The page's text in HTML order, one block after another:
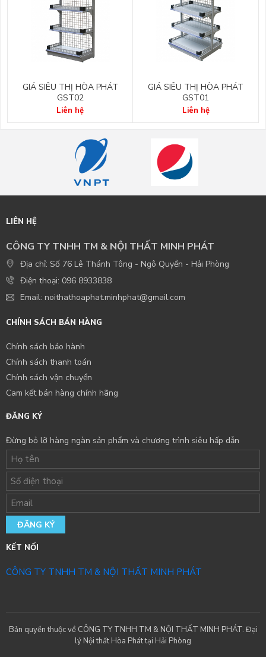
GIÁ SIÊU THỊ HÒA PHÁT
GST02
Liên hệ
GIÁ SIÊU THỊ HÒA PHÁT
GST01
Liên hệ
LIÊN HỆ
CÔNG TY TNHH TM & NỘI THẤT MINH PHÁT
Địa chỉ: Số 76 Lê Thánh Tông - Ngô Quyền - Hải Phòng
Điện thoại: 096 8933838
Email: noithathoaphat.minhphat@gmail.com
CHÍNH SÁCH BÁN HÀNG
Chính sách bảo hành
Chính sách thanh toán
Chính sách vận chuyển
Cam kết bán hàng chính hãng
ĐĂNG KÝ
Đừng bỏ lỡ hàng ngàn sản phẩm và chương trình siêu hấp dẫn
ĐĂNG KÝ
KẾT NỐI
CÔNG TY TNHH TM & NỘI THẤT MINH PHÁT
Bản quyền thuộc về CÔNG TY TNHH TM & NỘI THẤT MINH PHÁT. Đại
lý Nội thất Hòa Phát tại Hải Phòng